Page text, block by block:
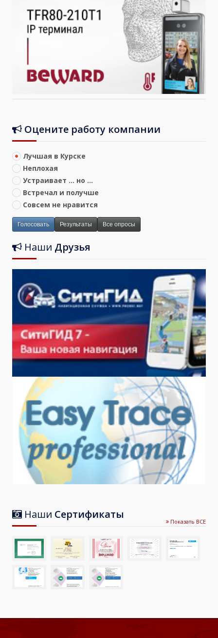
Оцените работу компании
Лучшая в Курске
Неплохая
Устраивает ... но ...
Встречал и получше
Совсем не нравится
Голосовать Результаты Все опросы
Наши Друзья
Наши Сертификаты
Показать ВСЕ